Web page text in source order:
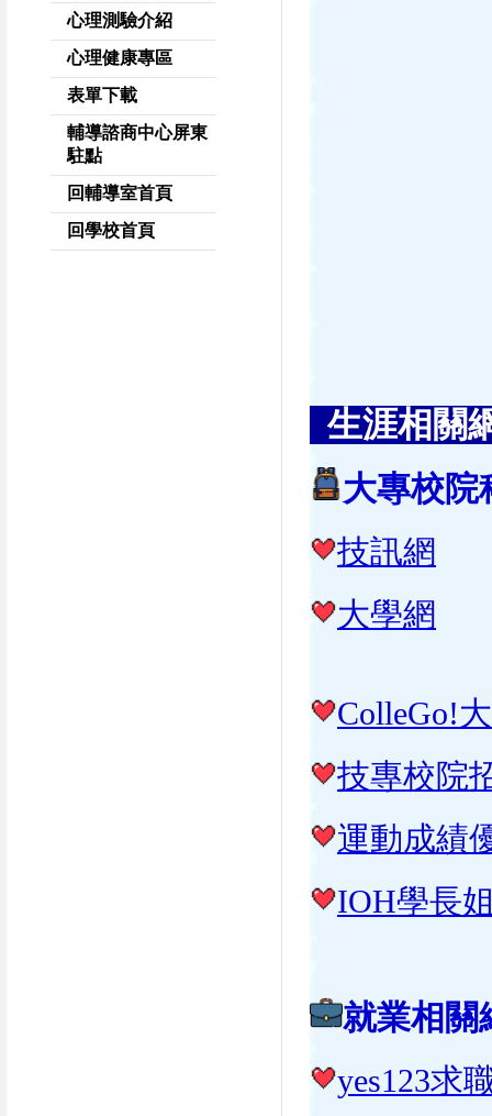
心理測驗介紹
心理健康專區
表單下載
輔導諮商中心屏東
駐點
回輔導室首頁
回學校首頁
生涯相關
大專校院
技訊網
大學網
ColleGo!
技專校院
運動成績
IOH學長
就業相關
yes123求